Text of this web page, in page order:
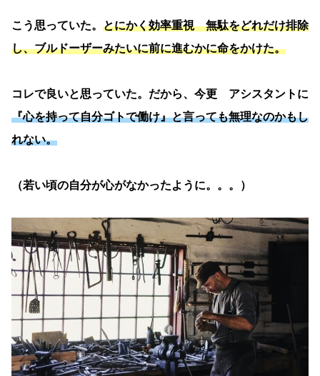
こう思っていた。 とにかく効率重視 無駄をどれだけ排除
し、ブルドーザーみたいに前に進むかに命をかけた。
コレで良いと思っていた。だから、今更 アシスタントに
『心を持って自分ゴトで働け』と言っても無理なのかもし
れない。
（若い頃の自分が心がなかったように。。。）